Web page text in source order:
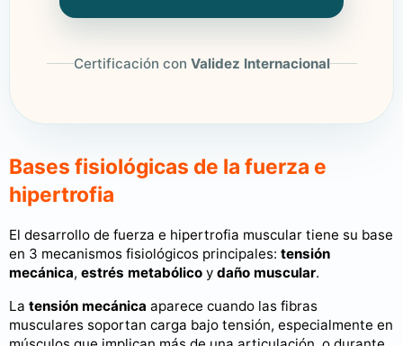
Certificación con Validez Internacional
Bases fisiológicas de la fuerza e
hipertrofia
El desarrollo de fuerza e hipertrofia muscular tiene su base
en 3 mecanismos fisiológicos principales: tensión
mecánica, estrés metabólico y daño muscular.
La tensión mecánica aparece cuando las fibras
musculares soportan carga bajo tensión, especialmente en